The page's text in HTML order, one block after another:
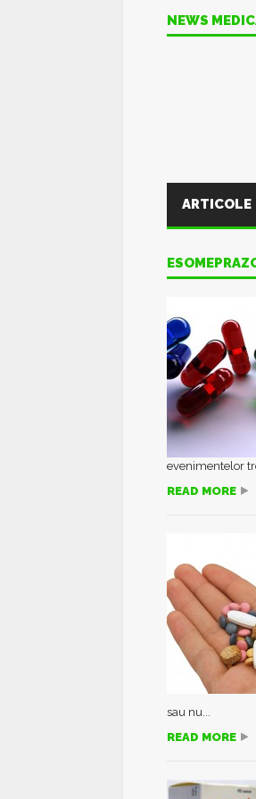
NEWS
ARTICOLE
evenimentelor
READ MORE
sau nu...
READ MORE